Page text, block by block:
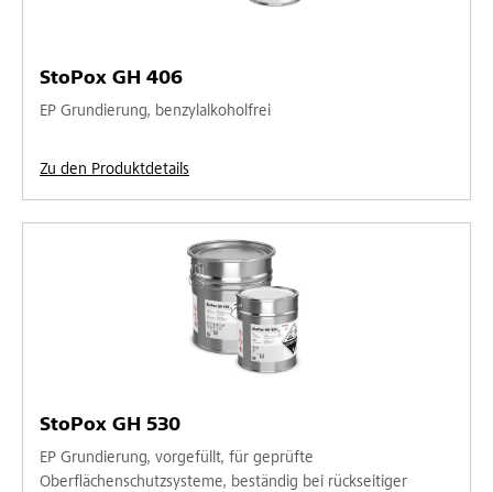
StoPox GH 406
EP Grundierung, benzylalkoholfrei
Zu den Produktdetails
StoPox GH 530
EP Grundierung, vorgefüllt, für geprüfte
Oberflächenschutzsysteme, beständig bei rückseitiger